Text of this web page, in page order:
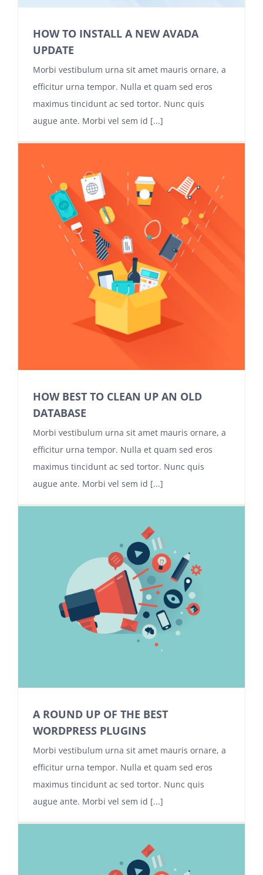
HOW TO INSTALL A NEW AVADA
UPDATE
Morbi vestibulum urna sit amet mauris ornare, a
efficitur urna tempor. Nulla et quam sed eros
maximus tincidunt ac sed tortor. Nunc quis
augue ante. Morbi vel sem id [...]
HOW BEST TO CLEAN UP AN OLD
DATABASE
Morbi vestibulum urna sit amet mauris ornare, a
efficitur urna tempor. Nulla et quam sed eros
maximus tincidunt ac sed tortor. Nunc quis
augue ante. Morbi vel sem id [...]
A ROUND UP OF THE BEST
WORDPRESS PLUGINS
Morbi vestibulum urna sit amet mauris ornare, a
efficitur urna tempor. Nulla et quam sed eros
maximus tincidunt ac sed tortor. Nunc quis
augue ante. Morbi vel sem id [...]